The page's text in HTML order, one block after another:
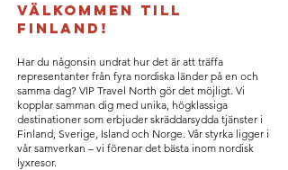
Välkommen till
Finland!
Har du någonsin undrat hur det är att träffa
representanter från fyra nordiska länder på en och
samma dag? VIP Travel North gör det möjligt. Vi
kopplar samman dig med unika, högklassiga
destinationer som erbjuder skräddarsydda tjänster i
Finland, Sverige, Island och Norge. Vår styrka ligger i
vår samverkan – vi förenar det bästa inom nordisk
lyxresor.